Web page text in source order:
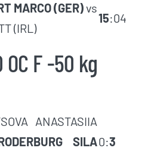
MARCO (GER)vs
(IRL)
15:04
OC F -50 kg
ANASTASIIA
SILA0:3